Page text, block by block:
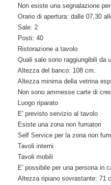
Non esiste una segnalazione
Orario di apertura: dalle 07,30
Sale: 2
Posti: 40
Ristorazione a tavolo
Quali sale sono raggiungibili da
Altezza del banco: 108 cm.
Altezza minima della vetrina
Non sono ammesse carte di
Luogo riparato
E' previsto servizio al tavolo
Esiste una zona non fumatori
Self Service per la zona non
Tavoli interni
Tavoli mobili
E' possibile per una persona in
Altezza ripiano sovrastante: 71